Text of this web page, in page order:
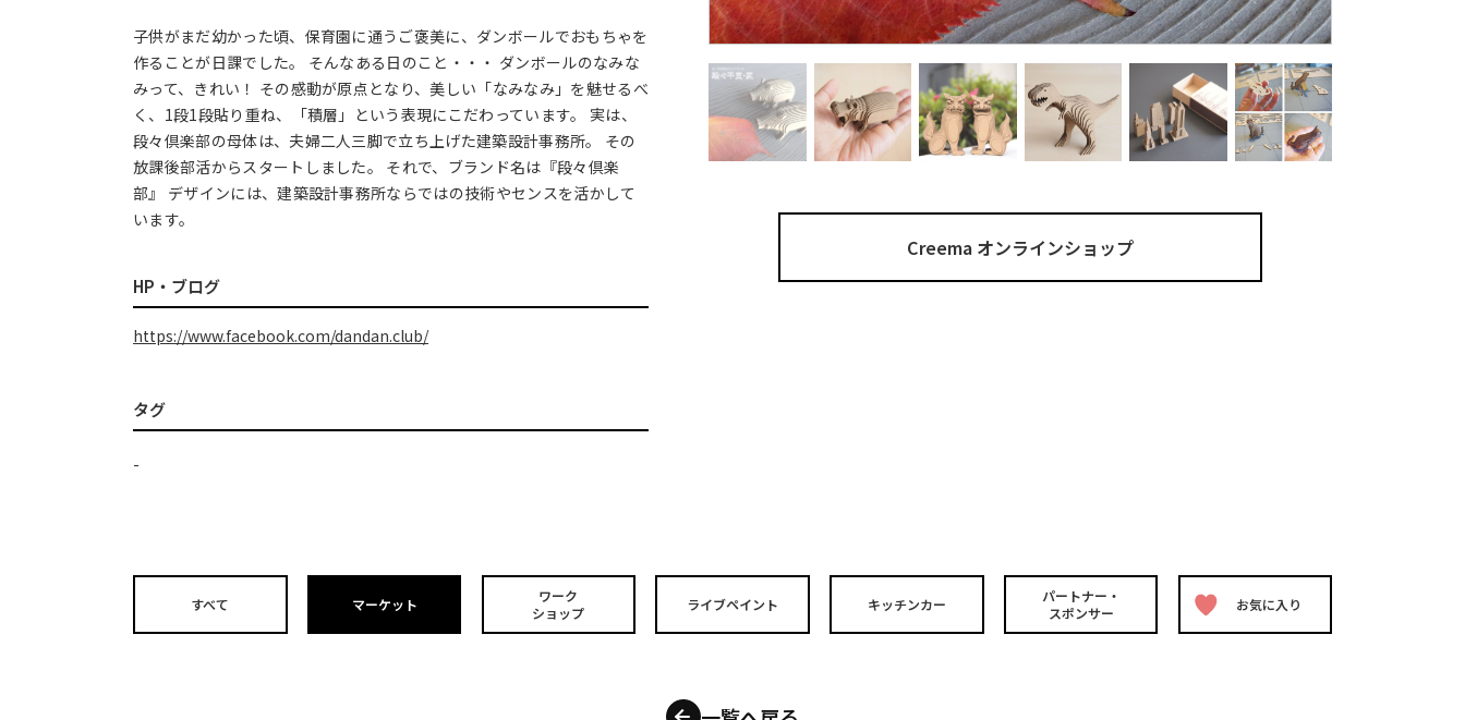
子供がまだ幼かった頃、保育園に通うご褒美に、ダンボールでおもちゃを
作ることが日課でした。 そんなある日のこと・・・ ダンボールのなみな
みって、きれい！ その感動が原点となり、美しい「なみなみ」を魅せるべ
く、1段1段貼り重ね、「積層」という表現にこだわっています。 実は、
段々倶楽部の母体は、夫婦二人三脚で立ち上げた建築設計事務所。 その
放課後部活からスタートしました。 それで、ブランド名は『段々倶楽
部』 デザインには、建築設計事務所ならではの技術やセンスを活かして
います。
HP・ブログ
https://www.facebook.com/dandan.club/
タグ
-
Creema オンラインショップ
すべて マーケット
ワーク
ショップ
ライブペイント キッチンカー
パートナー・
スポンサー
お気に入り